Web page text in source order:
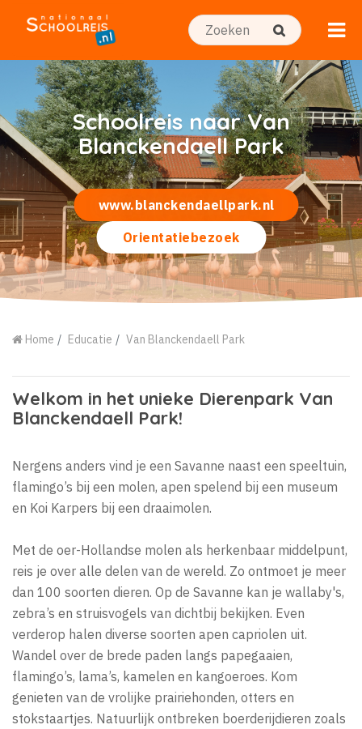
Schoolreis naar Van
Blanckendaell Park
www.blanckendaellpark.nl
Orientatiebezoek
Home Educatie Van Blanckendaell Park
Welkom in het unieke Dierenpark Van
Blanckendaell Park!
Nergens anders vind je een Savanne naast een speeltuin,
flamingo’s bij een molen, apen spelend bij een museum
en Koi Karpers bij een draaimolen.
Met de oer-Hollandse molen als herkenbaar middelpunt,
reis je over alle delen van de wereld. Zo ontmoet je meer
dan 100 soorten dieren. Op de Savanne kan je wallaby's,
zebra’s en struisvogels van dichtbij bekijken. Even
verderop halen diverse soorten apen capriolen uit.
Wandel over de brede paden langs papegaaien,
flamingo’s, lama’s, kamelen en kangoeroes. Kom
genieten van de vrolijke prairiehonden, otters en
stokstaartjes. Natuurlijk ontbreken boerderijdieren zoals